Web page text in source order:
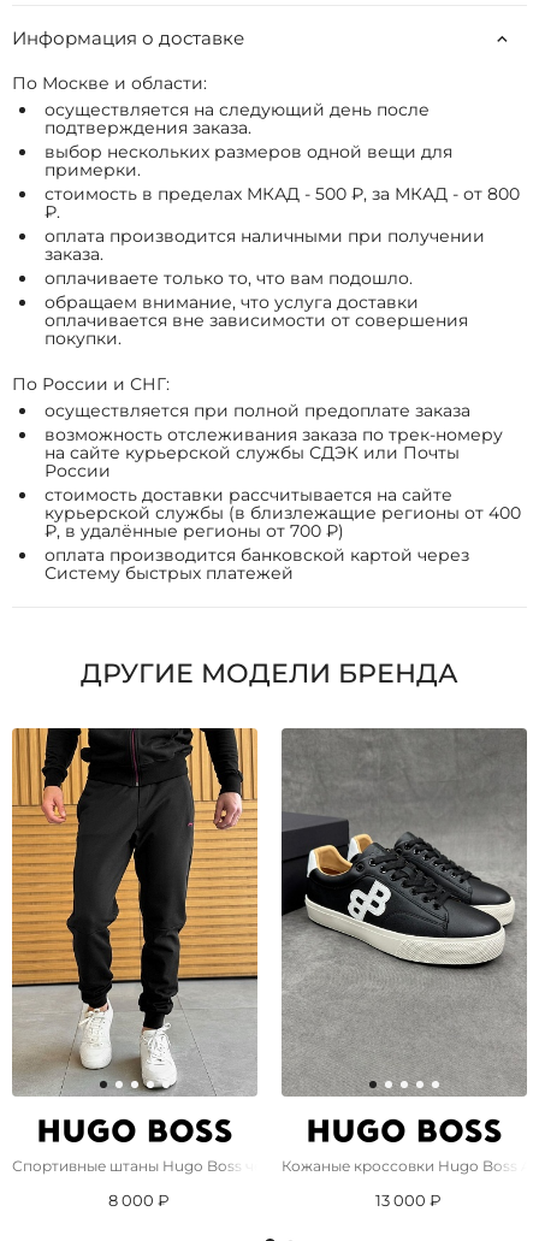
Информация о доставке
По Москве и области:
осуществляется на следующий день после
подтверждения заказа.
выбор нескольких размеров одной вещи для
примерки.
стоимость в пределах МКАД - 500 ₽, за МКАД - от 800
₽.
оплата производится наличными при получении
заказа.
оплачиваете только то, что вам подошло.
обращаем внимание, что услуга доставки
оплачивается вне зависимости от совершения
покупки.
По России и СНГ:
осуществляется при полной предоплате заказа
возможность отслеживания заказа по трек-номеру
на сайте курьерской службы СДЭК или Почты
России
стоимость доставки рассчитывается на сайте
курьерской службы (в близлежащие регионы от 400
₽, в удалённые регионы от 700 ₽)
оплата производится банковской картой через
Систему быстрых платежей
ДРУГИЕ МОДЕЛИ БРЕНДА
Спортивные штаны Hugo Boss чёрного цвета
8 000 ₽
Кожаные кроссовки Hugo Boss
13 000 ₽